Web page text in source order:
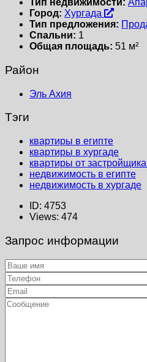
Тип недвижимости:
Город: Хургада
Тип предложения:
Спальни: 1
Общая площадь: 51 м²
Район
Эль Ахия
Тэги
квартиры в египте
квартиры в хургаде
квартиры от
недвижимость в египте
недвижимость в хургаде
ID: 4753
Views: 474
Запрос информации